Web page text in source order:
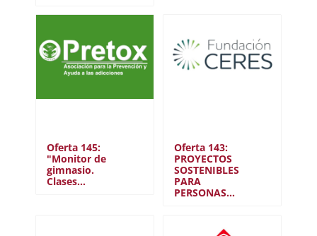
Oferta 145:
"Monitor de
gimnasio.
Clases…
Oferta 143:
PROYECTOS
SOSTENIBLES
PARA
PERSONAS…